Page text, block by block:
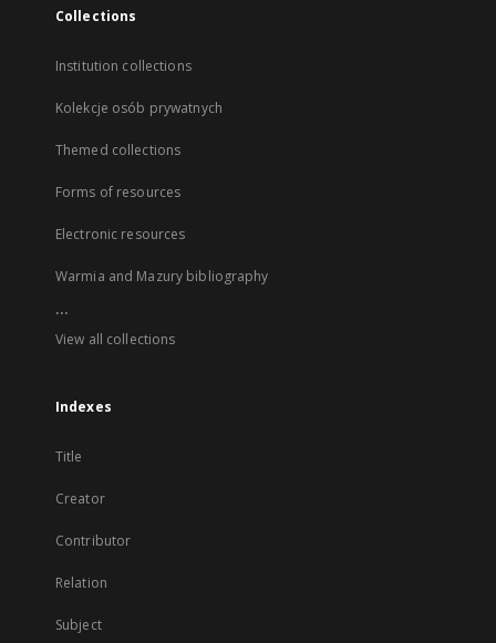
Collections
Institution collections
Kolekcje osób prywatnych
Themed collections
Forms of resources
Electronic resources
Warmia and Mazury bibliography
...
View all collections
Indexes
Title
Creator
Contributor
Relation
Subject